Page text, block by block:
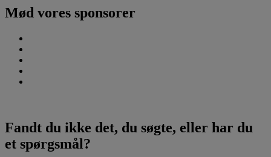
Mød vores sponsorer
Fandt du ikke det, du søgte, eller har du
et spørgsmål?